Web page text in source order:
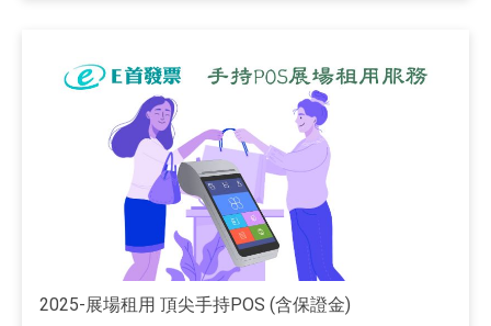
2025-展場租用 頂尖手持POS (含保證金)